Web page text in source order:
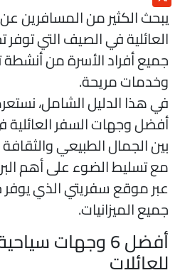
الكثير من المسافرين
في الصيف التي توفر
أفراد الأسرة من أنشطة
مريحة.
هذا الدليل الشامل،
وجهات السفر العائلية
الجمال الطبيعي والثقافة
تسليط الضوء على أهم
موقع سفريتي الذي يوفر
الميزانيات.
أفضل 6 وجهات